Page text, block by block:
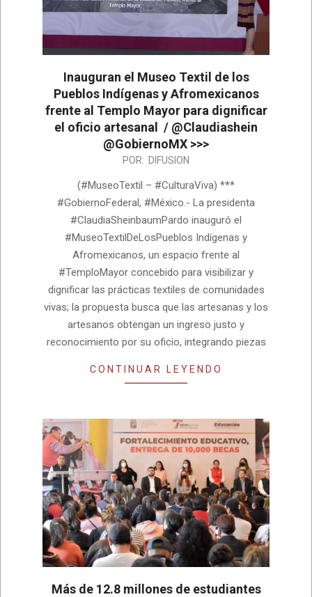
Inauguran el Museo Textil de los
Pueblos Indígenas y Afromexicanos
frente al Templo Mayor para dignificar
el oficio artesanal / @Claudiashein
@GobiernoMX >>>
POR: DIFUSION
(#MuseoTextil – #CulturaViva) ***
#GobiernoFederal, #México.- La presidenta
#ClaudiaSheinbaumPardo inauguró el
#MuseoTextilDeLosPueblos Indígenas y
Afromexicanos, un espacio frente al
#TemploMayor concebido para visibilizar y
dignificar las prácticas textiles de comunidades
vivas; la propuesta busca que las artesanas y los
artesanos obtengan un ingreso justo y
reconocimiento por su oficio, integrando piezas
CONTINUAR LEYENDO
Más de 12.8 millones de estudiantes